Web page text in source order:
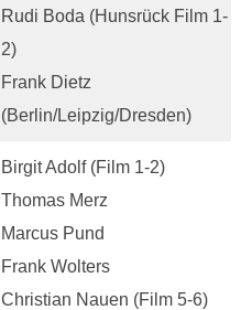
Rudi Boda (Hunsrück Film 1-
2)
Frank Dietz
(Berlin/Leipzig/Dresden)
Birgit Adolf (Film 1-2)
Thomas Merz
Marcus Pund
Frank Wolters
Christian Nauen (Film 5-6)